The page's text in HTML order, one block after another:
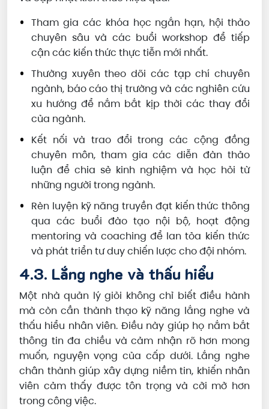
Tham gia các khóa học ngắn hạn, hội thảo
chuyên sâu và các buổi workshop để tiếp
cận các kiến thức thực tiễn mới nhất.
Thường xuyên theo dõi các tạp chí chuyên
ngành, báo cáo thị trường và các nghiên cứu
xu hướng để nắm bắt kịp thời các thay đổi
của ngành.
Kết nối và trao đổi trong các cộng đồng
chuyên môn, tham gia các diễn đàn thảo
luận để chia sẻ kinh nghiệm và học hỏi từ
những người trong ngành.
Rèn luyện kỹ năng truyền đạt kiến thức thông
qua các buổi đào tạo nội bộ, hoạt động
mentoring và coaching để lan tỏa kiến thức
và phát triển tư duy chiến lược cho đội nhóm.
4.3. Lắng nghe và thấu hiểu
Một nhà quản lý giỏi không chỉ biết điều hành
mà còn cần thành thạo kỹ năng lắng nghe và
thấu hiểu nhân viên. Điều này giúp họ nắm bắt
thông tin đa chiều và cảm nhận rõ hơn mong
muốn, nguyện vọng của cấp dưới. Lắng nghe
chân thành giúp xây dựng niềm tin, khiến nhân
viên cảm thấy được tôn trọng và cởi mở hơn
trong công việc.